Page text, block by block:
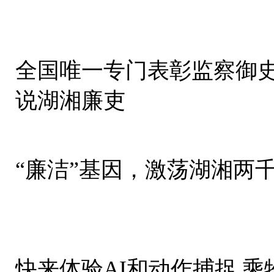
全国唯一专门表彰监察御
说湖湘廉吏
“廉洁”基因，激荡湖湘两